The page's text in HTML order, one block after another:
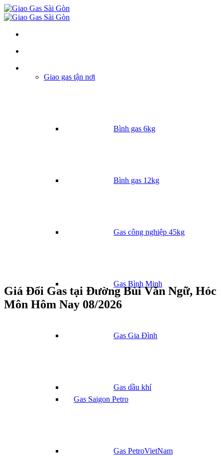
Giao gas tận nơi
Bình gas 6kg
Bình gas 12kg
Gas công nghiệp 45kg
Gas Bình Minh
Gas Gia Đình
Gas dầu khí
Gas Saigon Petro
Gas PetroVietNam
Giá Đổi Gas tại Đường Bùi Văn Ngữ, Hóc
Môn Hôm Nay 08/2026